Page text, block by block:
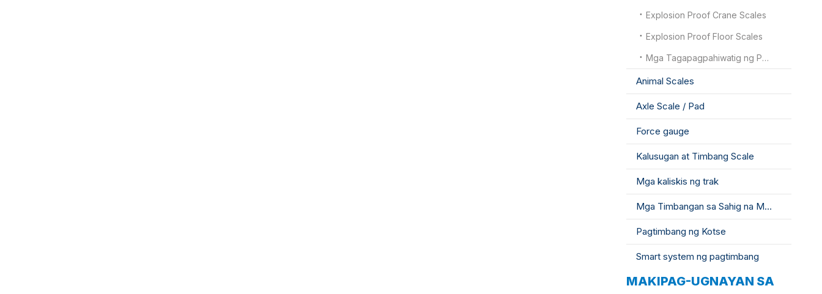
Explosion Proof Crane Scales
Explosion Proof Floor Scales
Mga Tagapagpahiwatig ng Pagsabog
Animal Scales
Axle Scale / Pad
Force gauge
Kalusugan at Timbang Scale
Mga kaliskis ng trak
Mga Timbangan sa Sahig na Mababang Profile
Pagtimbang ng Kotse
Smart system ng pagtimbang
MAKIPAG-UGNAYAN SA